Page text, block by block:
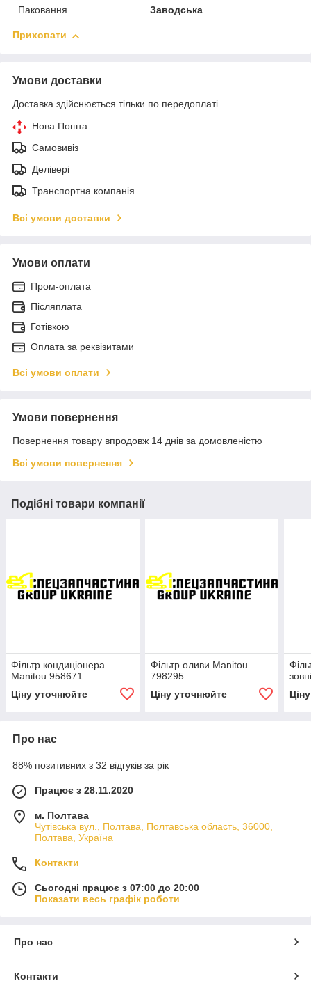
Паковання
Заводська
Приховати
Умови доставки
Доставка здійснюється тільки по передоплаті.
Нова Пошта
Самовивіз
Делівері
Транспортна компанія
Всі умови доставки
Умови оплати
Пром-оплата
Післяплата
Готівкою
Оплата за реквізитами
Всі умови оплати
Умови повернення
Повернення товару впродовж 14 днів за домовленістю
Всі умови повернення
Подібні товари компанії
Фільтр кондиціонера
Manitou 958671
Ціну уточнюйте
Фільтр оливи Manitou
798295
Ціну уточнюйте
Про нас
88% позитивних з 32 відгуків за рік
Працює з 28.11.2020
м. Полтава
Чутівська вул., Полтава, Полтавська область, 36000,
Полтава, Україна
Контакти
Сьогодні працює з 07:00 до 20:00
Показати весь графік роботи
Про нас
Контакти